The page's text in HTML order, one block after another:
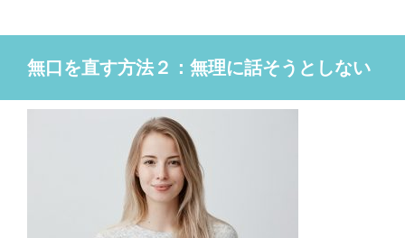
無口を直す方法２：無理に話そうとしない